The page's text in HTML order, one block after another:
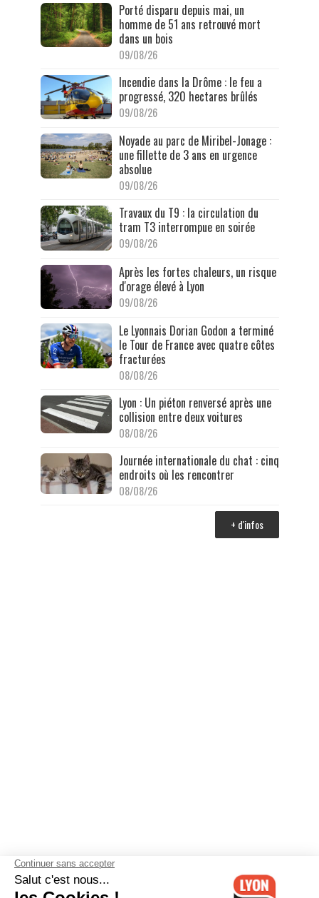
Porté disparu depuis mai, un
homme de 51 ans retrouvé mort
dans un bois
09/08/26
Incendie dans la Drôme : le feu a
progressé, 320 hectares brûlés
09/08/26
Noyade au parc de Miribel-Jonage :
une fillette de 3 ans en urgence
absolue
09/08/26
Travaux du T9 : la circulation du
tram T3 interrompue en soirée
09/08/26
Après les fortes chaleurs, un risque
d'orage élevé à Lyon
09/08/26
Le Lyonnais Dorian Godon a terminé
le Tour de France avec quatre côtes
fracturées
08/08/26
Lyon : Un piéton renversé après une
collision entre deux voitures
08/08/26
Journée internationale du chat : cinq
endroits où les rencontrer
08/08/26
+ d'infos